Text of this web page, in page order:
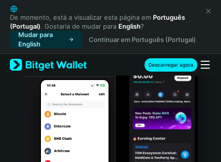
English
日本語
Tiếng Việt
Русский
Español (Latinoamérica)
Türkçe
Italiano
Português (Portugal)
Bahasa Indonesia
De momento, está a visualizar esta página em Português
(Portugal). Gostaria de mudar para English?
Mudar para
English
Continuar em Português (Portugal)
Descarregar agora